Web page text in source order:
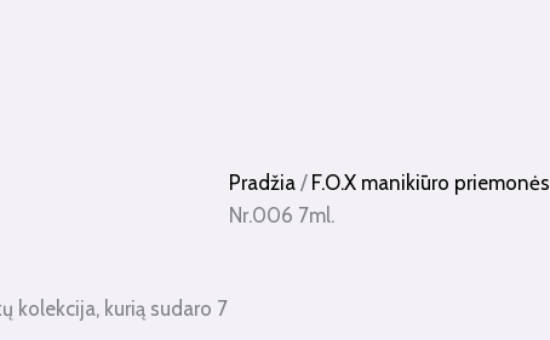
Pradžia / F.O.X manikiūro priemonės
Nr.006 7ml.
kolekcija, kurią sudaro 7